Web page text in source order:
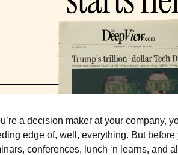
a decision maker at your company,
edge of, well, everything. But
conferences, lunch ‘n learns, and